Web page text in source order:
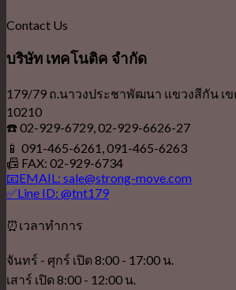
Contact Us
บริษัท เทคโนติค จำกัด
179/79 ถ.นาวงประชาพัฒนา แขวงสีกัน เข
10210
☎️ 02-929-6729, 02-929-6626-27
📱 091-465-6261, 091-465-6263
📠 FAX: 02-929-6734
📧EMAIL: sale@strong-move.com
✅Line ID: @tnt179
⏰เวลาทำการ
จันทร์ - ศุกร์ เปิด 8:00 - 17:00 น.
เสาร์ เปิด 8:00 - 12:00 น.